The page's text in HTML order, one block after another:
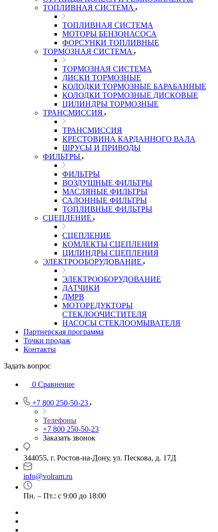
ТОПЛИВНАЯ СИСТЕМА
ТОПЛИВНАЯ СИСТЕМА
МОТОРЫ БЕНЗОНАСОСА
ФОРСУНКИ ТОПЛИВНЫЕ
ТОРМОЗНАЯ СИСТЕМА
ТОРМОЗНАЯ СИСТЕМА
ДИСКИ ТОРМОЗНЫЕ
КОЛОДКИ ТОРМОЗНЫЕ БАРАБАННЫЕ
КОЛОДКИ ТОРМОЗНЫЕ ДИСКОВЫЕ
ЦИЛИНДРЫ ТОРМОЗНЫЕ
ТРАНСМИССИЯ
ТРАНСМИССИЯ
КРЕСТОВИНА КАРДАННОГО ВАЛА
ШРУСЫ И ПРИВОДЫ
ФИЛЬТРЫ
ФИЛЬТРЫ
ВОЗДУШНЫЕ ФИЛЬТРЫ
МАСЛЯНЫЕ ФИЛЬТРЫ
САЛОННЫЕ ФИЛЬТРЫ
ТОПЛИВНЫЕ ФИЛЬТРЫ
СЦЕПЛЕНИЕ
СЦЕПЛЕНИЕ
КОМЛЕКТЫ СЦЕПЛЕНИЯ
ЦИЛИНДРЫ СЦЕПЛЕНИЯ
ЭЛЕКТРООБОРУДОВАНИЕ
ЭЛЕКТРООБОРУДОВАНИЕ
ДАТЧИКИ
ДМРВ
МОТОРЕДУКТОРЫ
СТЕКЛООЧИСТИТЕЛЯ
НАСОСЫ СТЕКЛООМЫВАТЕЛЯ
Партнерская программа
Точки продаж
Контакты
Задать вопрос
0 Сравнение
+7 800 250-50-23
Телефоны
+7 800 250-50-23
Заказать звонок
344055, г. Ростов-на-Дону, ул. Пескова, д. 17Д
info@volram.ru
Пн. – Пт.: с 9:00 до 18:00